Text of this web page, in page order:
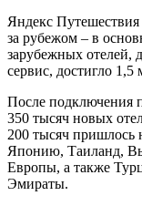
Яндекс
за рубежом – в
зарубежных отелей,
сервис, достигло 1,5
После подключения
350 тысяч новых
200 тысяч пришлось
Японию, Таиланд,
Европы, а также
Эмираты.